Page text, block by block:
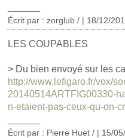
Écrit par : zorglub / | 18/12/
LES COUPABLES
> Du bien envoyé sur les
http://www.lefigaro.fr/vox/
20140514ARTFIG00330-
n-etaient-pas-ceux-qu-on-
Écrit par : Pierre Huet / | 15/